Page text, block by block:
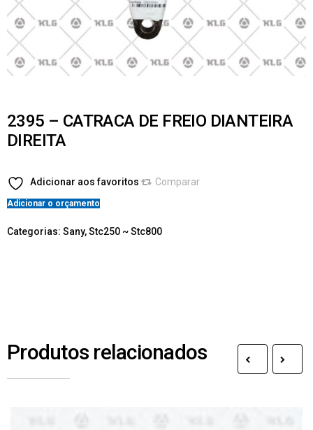
2395 – CATRACA DE FREIO DIANTEIRA
DIREITA
Adicionar aos favoritos Comparar
Adicionar o orçamento
Categorias: Sany,Stc250 ~ Stc800
Produtos relacionados